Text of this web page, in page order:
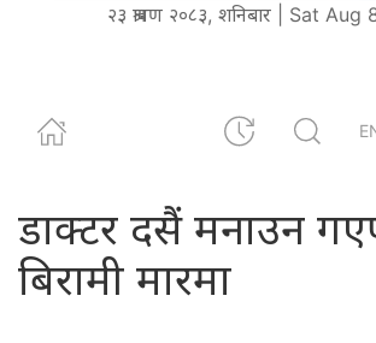
२३ श्रावण २०८३, शनिबार | Sat
डाक्टर दसैं मनाउन
बिरामी मारमा